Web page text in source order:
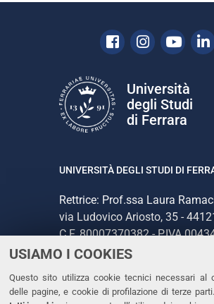
USIAMO I COOKIES
Questo sito utilizza cookie tecnici necessari al
delle pagine, e cookie di profilazione di terze
Facebook
Università
degli Studi
di Ferrara
UNIVERSITÀ DEGLI STUDI DI
Rettrice: Prof.ssa Laura
via Ludovico Ariosto, 35 -
C.F. 80007370382 - P.IVA
CONTATTI